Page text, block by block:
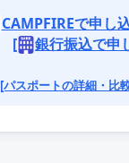
CAMPFIREで申し
[
銀行振込で申
[パスポートの詳細・比